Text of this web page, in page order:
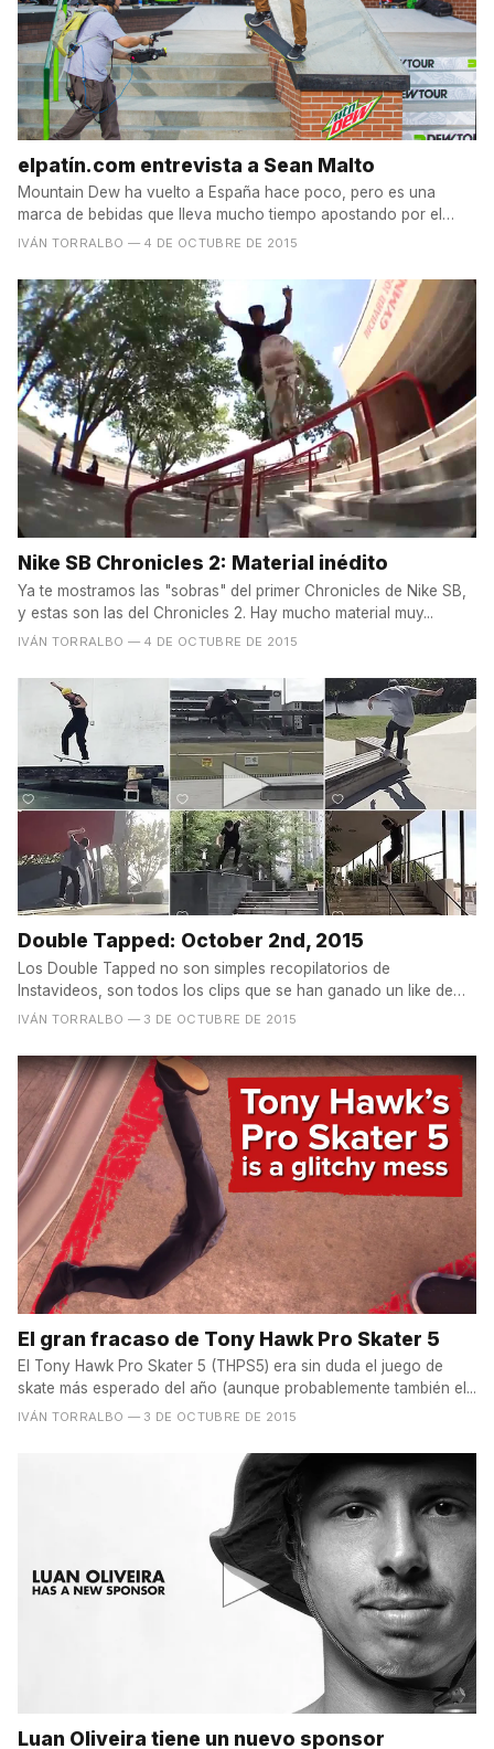
elpatín.com entrevista a Sean Malto
Mountain Dew ha vuelto a España hace poco, pero es una
marca de bebidas que lleva mucho tiempo apostando por el
skate...
IVÁN TORRALBO — 4 DE OCTUBRE DE 2015
Nike SB Chronicles 2: Material inédito
Ya te mostramos las "sobras" del primer Chronicles de Nike SB,
y estas son las del Chronicles 2. Hay mucho material muy...
IVÁN TORRALBO — 4 DE OCTUBRE DE 2015
Double Tapped: October 2nd, 2015
Los Double Tapped no son simples recopilatorios de
Instavideos, son todos los clips que se han ganado un like de
The...
IVÁN TORRALBO — 3 DE OCTUBRE DE 2015
El gran fracaso de Tony Hawk Pro Skater 5
El Tony Hawk Pro Skater 5 (THPS5) era sin duda el juego de
skate más esperado del año (aunque probablemente también el...
IVÁN TORRALBO — 3 DE OCTUBRE DE 2015
Luan Oliveira tiene un nuevo sponsor